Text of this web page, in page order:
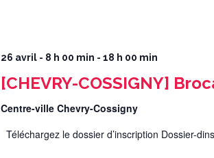
26 avril - 8 h 00 min - 18 h 00 min
[CHEVRY-COSSIGNY]
Centre-ville Chevry-Cossigny
Téléchargez le dossier d’inscription Dossier-